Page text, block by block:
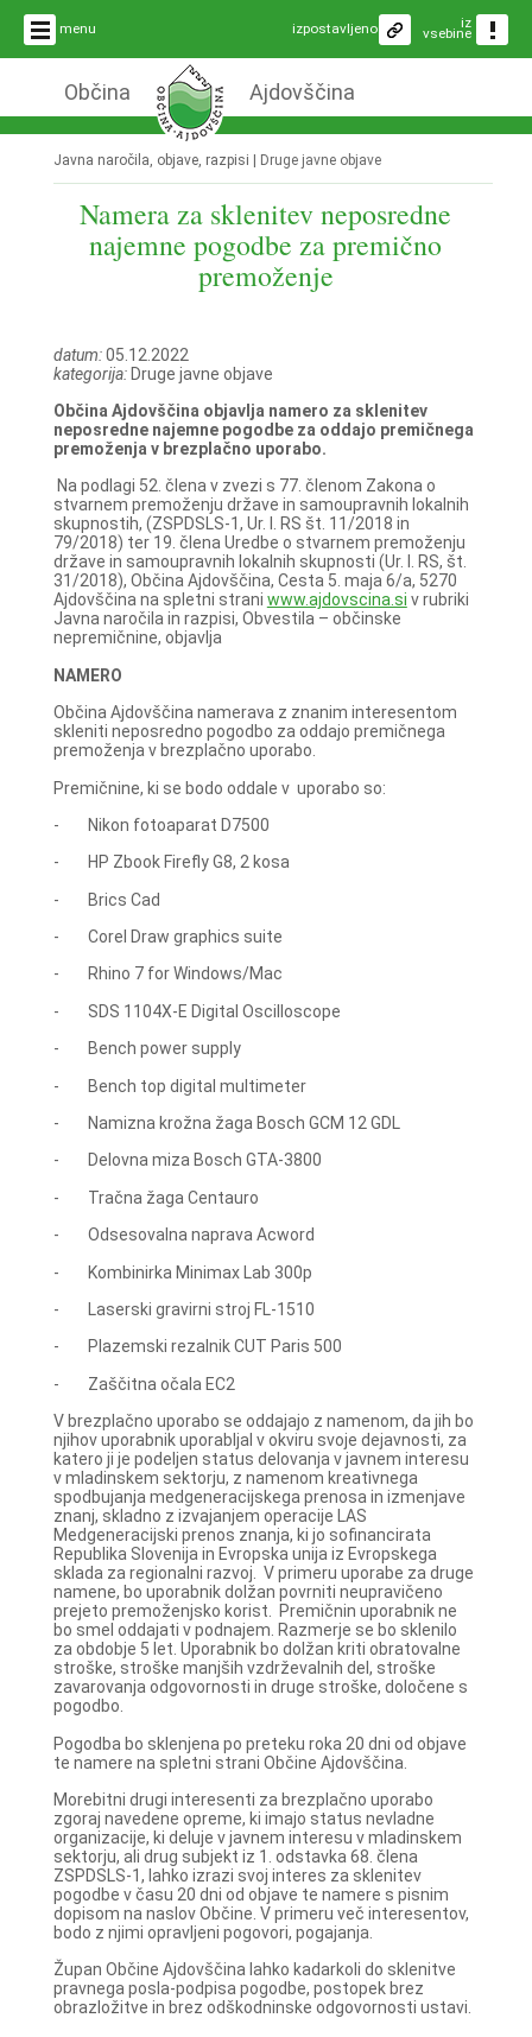
menu iz
vsebine
izpostavljeno
Občina Ajdovščina
Javna naročila, objave, razpisi | Druge javne objave
Namera za sklenitev neposredne
najemne pogodbe za premično
premoženje
datum:05.12.2022
kategorija:Druge javne objave
Občina Ajdovščina objavlja namero za sklenitev
neposredne najemne pogodbe za oddajo premičnega
premoženja v brezplačno uporabo.
Na podlagi 52. člena v zvezi s 77. členom Zakona o
stvarnem premoženju države in samoupravnih lokalnih
skupnostih, (ZSPDSLS-1, Ur. l. RS št. 11/2018 in
79/2018) ter 19. člena Uredbe o stvarnem premoženju
države in samoupravnih lokalnih skupnosti (Ur. l. RS, št.
31/2018), Občina Ajdovščina, Cesta 5. maja 6/a, 5270
Ajdovščina na spletni strani www.ajdovscina.si v rubriki
Javna naročila in razpisi, Obvestila – občinske
nepremičnine, objavlja
NAMERO
Občina Ajdovščina namerava z znanim interesentom
skleniti neposredno pogodbo za oddajo premičnega
premoženja v brezplačno uporabo.
Premičnine, ki se bodo oddale v uporabo so:
- Nikon fotoaparat D7500
- HP Zbook Firefly G8, 2 kosa
- Brics Cad
- Corel Draw graphics suite
- Rhino 7 for Windows/Mac
- SDS 1104X-E Digital Oscilloscope
- Bench power supply
- Bench top digital multimeter
- Namizna krožna žaga Bosch GCM 12 GDL
- Delovna miza Bosch GTA-3800
- Tračna žaga Centauro
- Odsesovalna naprava Acword
- Kombinirka Minimax Lab 300p
- Laserski gravirni stroj FL-1510
- Plazemski rezalnik CUT Paris 500
- Zaščitna očala EC2
V brezplačno uporabo se oddajajo z namenom, da jih bo
njihov uporabnik uporabljal v okviru svoje dejavnosti, za
katero ji je podeljen status delovanja v javnem interesu
v mladinskem sektorju, z namenom kreativnega
spodbujanja medgeneracijskega prenosa in izmenjave
znanj, skladno z izvajanjem operacije LAS
Medgeneracijski prenos znanja, ki jo sofinancirata
Republika Slovenija in Evropska unija iz Evropskega
sklada za regionalni razvoj. V primeru uporabe za druge
namene, bo uporabnik dolžan povrniti neupravičeno
prejeto premoženjsko korist. Premičnin uporabnik ne
bo smel oddajati v podnajem. Razmerje se bo sklenilo
za obdobje 5 let. Uporabnik bo dolžan kriti obratovalne
stroške, stroške manjših vzdrževalnih del, stroške
zavarovanja odgovornosti in druge stroške, določene s
pogodbo.
Pogodba bo sklenjena po preteku roka 20 dni od objave
te namere na spletni strani Občine Ajdovščina.
Morebitni drugi interesenti za brezplačno uporabo
zgoraj navedene opreme, ki imajo status nevladne
organizacije, ki deluje v javnem interesu v mladinskem
sektorju, ali drug subjekt iz 1. odstavka 68. člena
ZSPDSLS-1, lahko izrazi svoj interes za sklenitev
pogodbe v času 20 dni od objave te namere s pisnim
dopisom na naslov Občine. V primeru več interesentov,
bodo z njimi opravljeni pogovori, pogajanja.
Župan Občine Ajdovščina lahko kadarkoli do sklenitve
pravnega posla-podpisa pogodbe, postopek brez
obrazložitve in brez odškodninske odgovornosti ustavi.